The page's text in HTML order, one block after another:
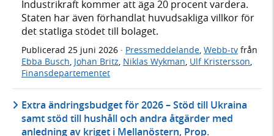
Industrikraft kommer att äga 20 procent vardera.
Staten har även förhandlat huvudsakliga villkor för
det statliga stödet till bolaget.
Publicerad 25 juni 2026 · Pressmeddelande, Webb-tv från
Ebba Busch, Johan Britz, Niklas Wykman, Ulf Kristersson,
Finansdepartementet
Extra ändringsbudget för 2026 – Stöd till Ukraina
samt stöd till hushåll och andra åtgärder med
anledning av kriget i Mellanöstern, Prop.